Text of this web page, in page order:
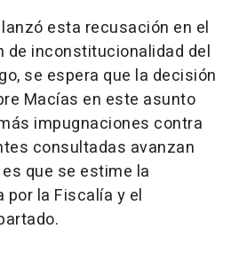
esta recusación en el
de inconstitucionalidad del
se espera que la decisión
Macías en este asunto
impugnaciones contra
consultadas avanzan
que se estime la
la Fiscalía y el